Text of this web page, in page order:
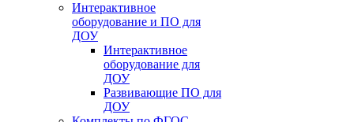
Интерактивное
оборудование и ПО для
ДОУ
Интерактивное
оборудование для
ДОУ
Развивающие ПО для
ДОУ